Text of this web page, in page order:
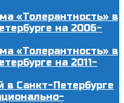
«Толерантность» в
на 2006-
«Толерантность» в
на 2011-
в Санкт-Петербурге